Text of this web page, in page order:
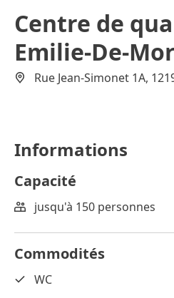
Centre de
Emilie-De-
Rue Jean-Simonet 1A,
Informations
Capacité
jusqu'à 150 personnes
Commodités
WC